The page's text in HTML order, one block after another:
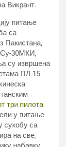
Викрант.
питање
са
Пакистана,
Су-30МКИ,
су извршена
ПЛ-15
три пилота
у питање
сукобу са
на све,